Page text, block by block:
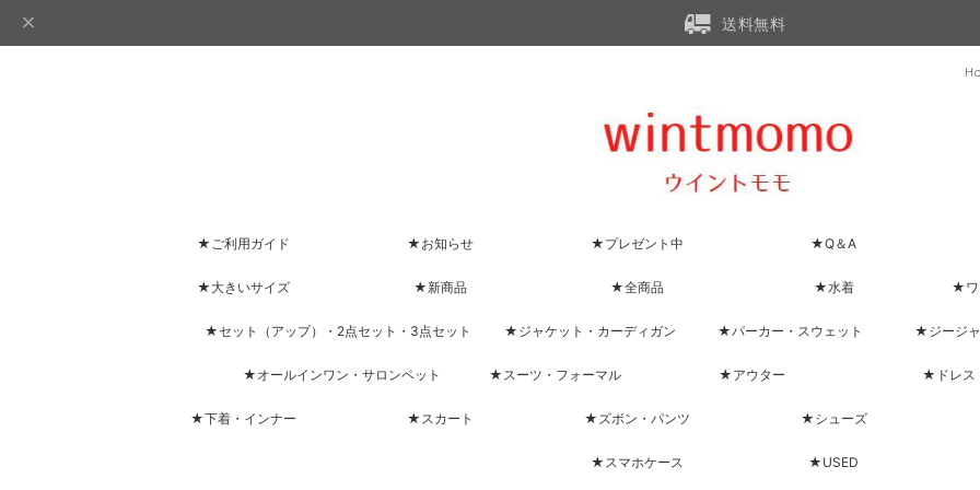
送料無料
★ご利用ガイド ★お知らせ ★プレゼント中 ★Q＆A
★大きいサイズ ★新商品 ★全商品 ★水着 ★ワ
★セット（アップ）・2点セット・3点セット ★ジャケット・カーディガン ★パーカー・スウェット ★ジージ
★オールインワン・サロンペット ★スーツ・フォーマル ★アウター ★ドレス
★下着・インナー ★スカート ★ズボン・パンツ ★シューズ
★スマホケース ★USED